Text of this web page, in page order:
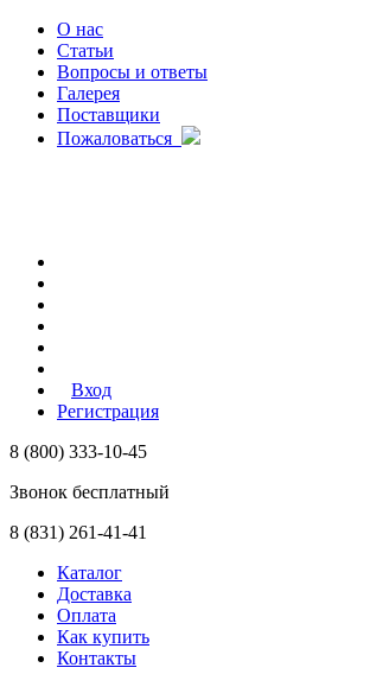
О нас
Статьи
Вопросы и ответы
Галерея
Поставщики
Пожаловаться
Вход
Регистрация
8 (800) 333-10-45
Звонок бесплатный
8 (831) 261-41-41
Каталог
Доставка
Оплата
Как купить
Контакты